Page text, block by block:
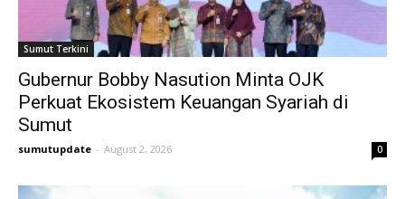
Sumut Terkini
Gubernur Bobby Nasution Minta OJK
Perkuat Ekosistem Keuangan Syariah di
Sumut
sumutupdate - August 2, 2026 0